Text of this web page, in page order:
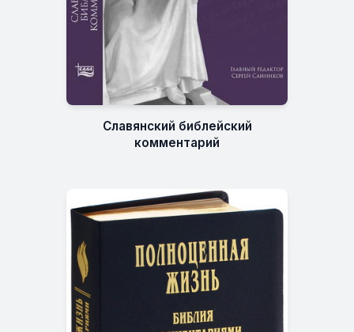
Славянский библейский
комментарий